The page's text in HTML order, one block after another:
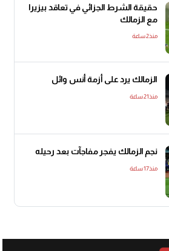
حقيقة الشرط الجزائي في تعاقد بيزيرا
مع الزمالك
منذ2 ساعة
الزمالك يرد على أزمة أنس وائل
منذ21 ساعة
نجم الزمالك يفجر مفاجآت بعد رحيله
منذ17 ساعة